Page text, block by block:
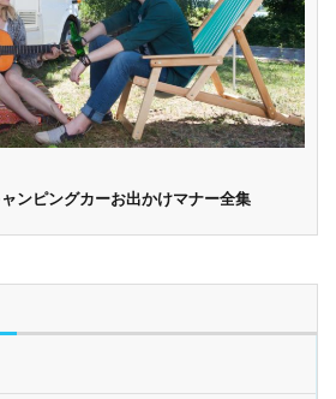
ンピングカーお出かけマナー全集